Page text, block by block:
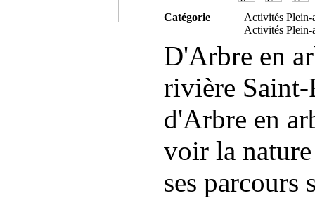
Catégorie
Activités
Activités
D'Arbre en
rivière Saint-
d'Arbre en
voir la
ses parcours